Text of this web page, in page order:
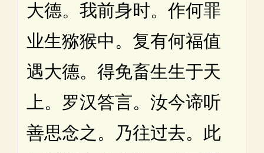
大德。我前身时。作何罪
业生猕猴中。复有何福值
遇大德。得免畜生生于天
上。罗汉答言。汝今谛听
善思念之。乃往过去。此